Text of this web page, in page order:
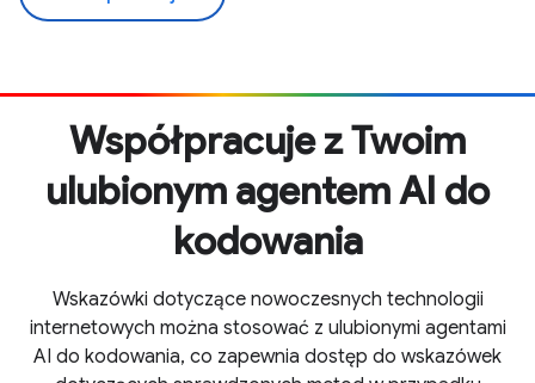
Współpracuje z Twoim
ulubionym agentem AI do
kodowania
Wskazówki dotyczące nowoczesnych technologii
internetowych można stosować z ulubionymi agentami
AI do kodowania, co zapewnia dostęp do wskazówek